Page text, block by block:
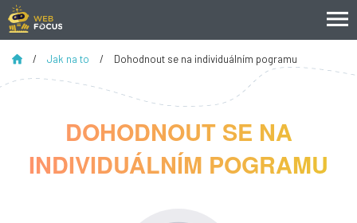
DOHODNOUT SE NA
INDIVIDUÁLNÍM POGRAMU
/ Jak na to / Dohodnout se na individuálním pogramu